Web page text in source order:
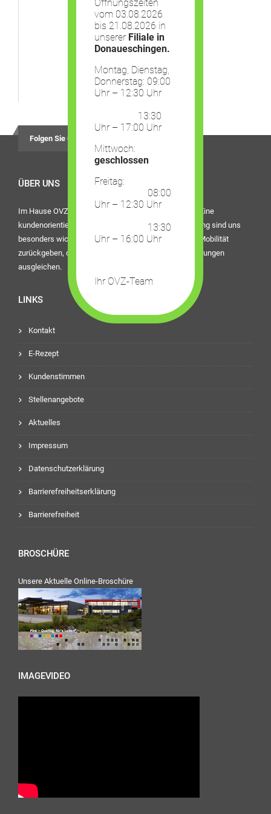
Folgen Sie uns auf
ÜBER UNS
Im Hause OVZ Piro steht der Mensch im Mittelpunkt. Eine
kundenorientierte Dienstleistung und die beste Beratung sind uns
besonders wichtig. Bei uns finden Sie Hilfsmittel, die Mobilität
zurückgeben, den Alltag erleichtern oder eine Behinderungen
ausgleichen.
LINKS
Kontakt
E-Rezept
Kundenstimmen
Stellenangebote
Aktuelles
Impressum
Datenschutzerklärung
Barrierefreiheitserklärung
Barrierefreiheit
BROSCHÜRE
Unsere Aktuelle Online-Broschüre
IMAGEVIDEO
Öffnungszeiten
vom 03.08.2026
bis 21.08.2026 in
unserer Filiale in
Donaueschingen.
Montag, Dienstag,
Donnerstag: 09:00
Uhr – 12:30 Uhr
13:30
Uhr – 17:00 Uhr
Mittwoch:
geschlossen
Freitag:
08:00
Uhr – 12:30 Uhr
13:30
Uhr – 16:00 Uhr
Ihr OVZ-Team